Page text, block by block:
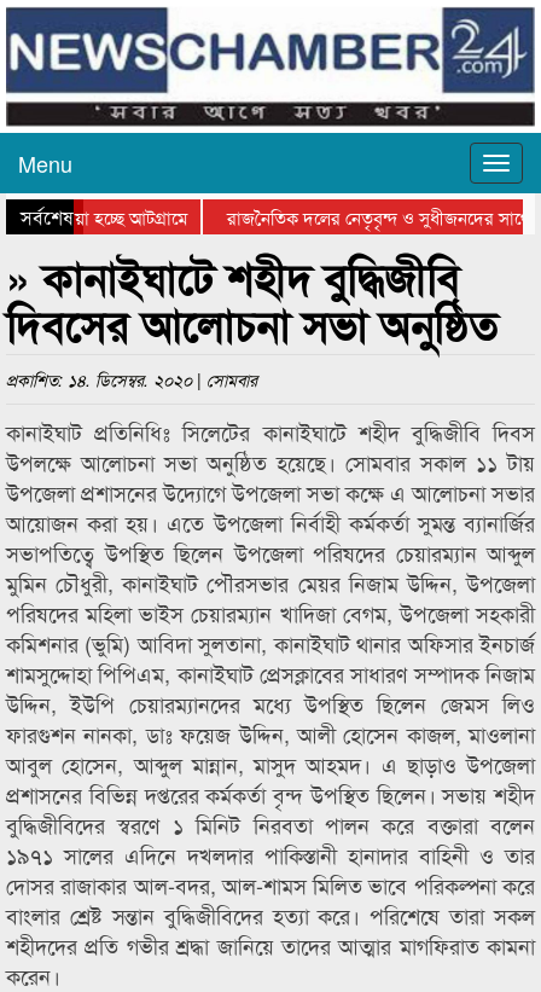
Menu
সর্বশেষ
যাওয়া হচ্ছে আটগ্রামে
রাজনৈতিক দলের নেতৃবৃন্দ ও সুধীজনদের সাথে
পুরস্কার বিতরণ সম্পন্ন
সিলেটে বাংলাদেশ গ্রুপ থিয়েটার
» কানাইঘাটে শহীদ বুদ্ধিজীবি
দিবসের আলোচনা সভা অনুষ্ঠিত
প্রকাশিত: ১৪. ডিসেম্বর. ২০২০ | সোমবার
কানাইঘাট প্রতিনিধিঃ সিলেটের কানাইঘাটে শহীদ বুদ্ধিজীবি দিবস
উপলক্ষে আলোচনা সভা অনুষ্ঠিত হয়েছে। সোমবার সকাল ১১ টায়
উপজেলা প্রশাসনের উদ্যোগে উপজেলা সভা কক্ষে এ আলোচনা সভার
আয়োজন করা হয়। এতে উপজেলা নির্বাহী কর্মকর্তা সুমন্ত ব্যানার্জির
সভাপতিত্বে উপস্থিত ছিলেন উপজেলা পরিষদের চেয়ারম্যান আব্দুল
মুমিন চৌধুরী, কানাইঘাট পৌরসভার মেয়র নিজাম উদ্দিন, উপজেলা
পরিষদের মহিলা ভাইস চেয়ারম্যান খাদিজা বেগম, উপজেলা সহকারী
কমিশনার (ভুমি) আবিদা সুলতানা, কানাইঘাট থানার অফিসার ইনচার্জ
শামসুদ্দোহা পিপিএম, কানাইঘাট প্রেসক্লাবের সাধারণ সম্পাদক নিজাম
উদ্দিন, ইউপি চেয়ারম্যানদের মধ্যে উপস্থিত ছিলেন জেমস লিও
ফারগুশন নানকা, ডাঃ ফয়েজ উদ্দিন, আলী হোসেন কাজল, মাওলানা
আবুল হোসেন, আব্দুল মান্নান, মাসুদ আহমদ। এ ছাড়াও উপজেলা
প্রশাসনের বিভিন্ন দপ্তরের কর্মকর্তা বৃন্দ উপস্থিত ছিলেন। সভায় শহীদ
বুদ্ধিজীবিদের স্বরণে ১ মিনিট নিরবতা পালন করে বক্তারা বলেন
১৯৭১ সালের এদিনে দখলদার পাকিস্তানী হানাদার বাহিনী ও তার
দোসর রাজাকার আল-বদর, আল-শামস মিলিত ভাবে পরিকল্পনা করে
বাংলার শ্রেষ্ট সন্তান বুদ্ধিজীবিদের হত্যা করে। পরিশেষে তারা সকল
শহীদদের প্রতি গভীর শ্রদ্ধা জানিয়ে তাদের আত্মার মাগফিরাত কামনা
করেন।